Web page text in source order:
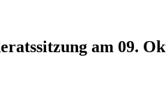
am 09.